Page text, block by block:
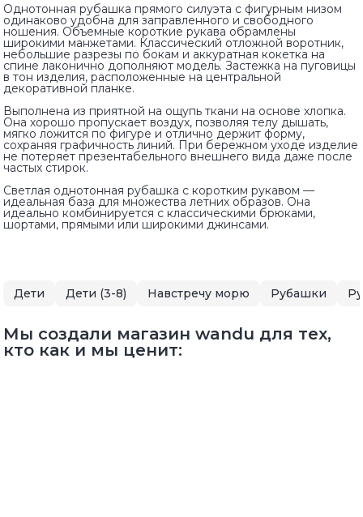
Однотонная рубашка прямого силуэта с фигурным низом
одинаково удобна для заправленного и свободного
ношения. Объемные короткие рукава обрамлены
широкими манжетами. Классический отложной воротник,
небольшие разрезы по бокам и аккуратная кокетка на
спине лаконично дополняют модель. Застежка на пуговицы
в тон изделия, расположенные на центральной
декоративной планке.
Выполнена из приятной на ощупь ткани на основе хлопка.
Она хорошо пропускает воздух, позволяя телу дышать,
мягко ложится по фигуре и отлично держит форму,
сохраняя графичность линий. При бережном уходе изделие
не потеряет презентабельного внешнего вида даже после
частых стирок.
Светлая однотонная рубашка с коротким рукавом —
идеальная база для множества летних образов. Она
идеально комбинируется с классическими брюками,
шортами, прямыми или широкими джинсами.
Дети Дети (3-8) Навстречу морю Рубашки
Мы создали магазин wandu для тех,
кто как и мы ценит: